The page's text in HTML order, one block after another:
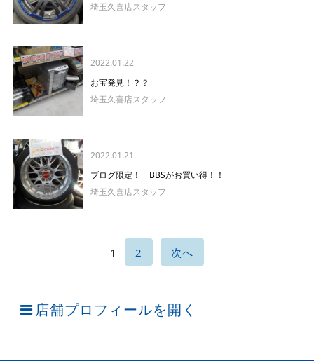
埼玉久喜店スタッフ
2022.01.22
お宝発見！？？
埼玉久喜店スタッフ
2022.01.21
ブログ限定！ BBSがお買い得！！
埼玉久喜店スタッフ
1 2 次へ
店舗プロフィールを開く